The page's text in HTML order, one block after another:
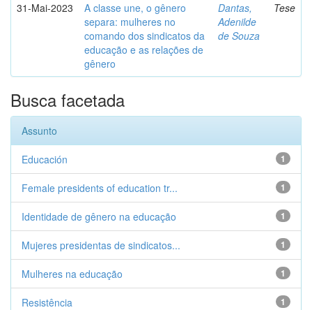
31-Mai-2023
A classe une, o gênero
separa: mulheres no
comando dos sindicatos da
educação e as relações de
gênero
Dantas,
Adenilde
de Souza
Tese
Busca facetada
Assunto
1
Educación
1
Female presidents of education tr...
1
Identidade de gênero na educação
1
Mujeres presidentas de sindicatos...
1
Mulheres na educação
1
Resistência